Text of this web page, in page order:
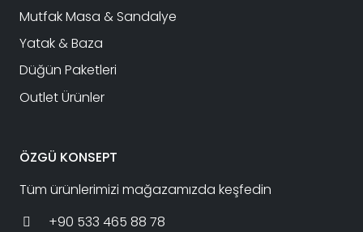
Mutfak Masa & Sandalye
Yatak & Baza
Düğün Paketleri
Outlet Ürünler
ÖZGÜ KONSEPT
Tüm ürünlerimizi mağazamızda keşfedin
+90 533 465 88 78